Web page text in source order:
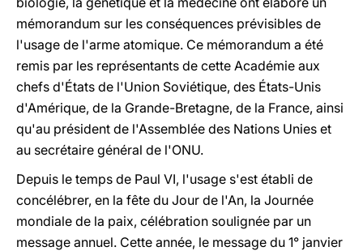
mémorandum sur les conséquences prévisibles de
l'usage de l'arme atomique. Ce mémorandum a été
remis par les représentants de cette Académie aux
chefs d'États de l'Union Soviétique, des États-Unis
d'Amérique, de la Grande-Bretagne, de la France, ainsi
qu'au président de l'Assemblée des Nations Unies et
au secrétaire général de l'ONU.
Depuis le temps de Paul VI, l'usage s'est établi de
concélébrer, en la fête du Jour de l'An, la Journée
mondiale de la paix, célébration soulignée par un
message annuel. Cette année, le message du 1° janvier